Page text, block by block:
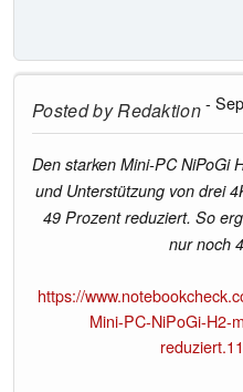
Posted byRedaktion-
Den starken Mini-PC NiPoGi
und Unterstützung von drei
49 Prozent reduziert. So
nur noch
https://
Mini-PC-NiPoGi-H2-